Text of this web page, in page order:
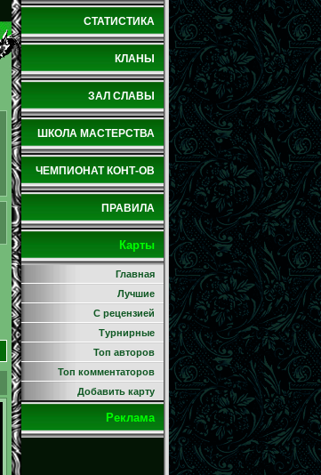
СТАТИСТИКА
КЛАНЫ
ЗАЛ СЛАВЫ
ШКОЛА МАСТЕРСТВА
ЧЕМПИОНАТ КОНТ-ОВ
ПРАВИЛА
Карты
Главная
Лучшие
С рецензией
Турнирные
Топ авторов
Топ комментаторов
Добавить карту
Реклама